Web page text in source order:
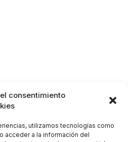
consentimiento
utilizamos tecnologías como
acceder a la información del
dirección y nueva etapa,
española y complementos.
nuestra historia